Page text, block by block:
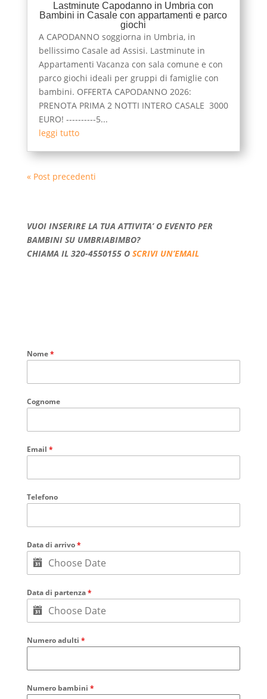
Lastminute Capodanno in Umbria con
Bambini in Casale con appartamenti e parco
giochi
A CAPODANNO soggiorna in Umbria, in
bellissimo Casale ad Assisi. Lastminute in
Appartamenti Vacanza con sala comune e con
parco giochi ideali per gruppi di famiglie con
bambini. OFFERTA CAPODANNO 2026:
PRENOTA PRIMA 2 NOTTI INTERO CASALE 3000
EURO! ----------5...
leggi tutto
« Post precedenti
VUOI INSERIRE LA TUA ATTIVITA’ O EVENTO PER
BAMBINI SU UMBRIABIMBO?
CHIAMA IL 320-4550155 O SCRIVI UN’EMAIL
Nome*
Cognome
Email *
Telefono
Data di arrivo*
Data di partenza*
Numero adulti *
Numero bambini *